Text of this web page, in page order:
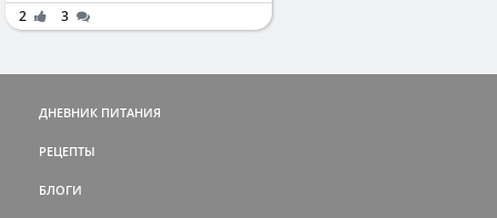
2 3
ДНЕВНИК ПИТАНИЯ
РЕЦЕПТЫ
БЛОГИ